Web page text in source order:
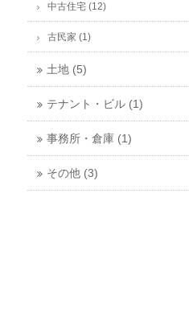
中古住宅 (12)
古民家 (1)
土地 (5)
テナント・ビル (1)
事務所・倉庫 (1)
その他 (3)